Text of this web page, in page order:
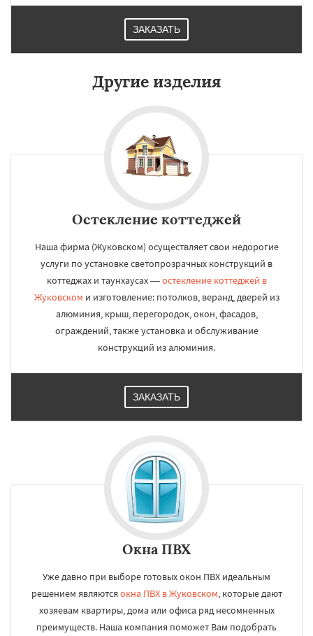
ЗАКАЗАТЬ
Другие изделия
Остекление коттеджей
Наша фирма (Жуковском) осуществляет свои недорогие
услуги по установке светопрозрачных конструкций в
коттеджах и таунхаусах —остекление коттеджей в
Жуковском и изготовление: потолков, веранд, дверей из
алюминия, крыш, перегородок, окон, фасадов,
ограждений, также установка и обслуживание
конструкций из алюминия.
ЗАКАЗАТЬ
Окна ПВХ
Уже давно при выборе готовых окон ПВХ идеальным
решением являются окна ПВХ в Жуковском, которые дают
хозяевам квартиры, дома или офиса ряд несомненных
преимуществ. Наша компания поможет Вам подобрать